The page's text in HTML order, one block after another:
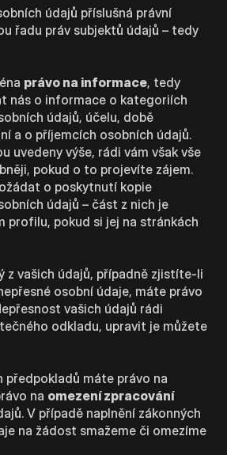
údajů příslušná právní
řadu práv subjektů údajů – tedy
právo na informace, tedy
nás o informace o kategoriích
údajů, účelu, době
a o příjemcích osobních údajů.
uvedeny výše, rádi vám však vše
pokud o to projevíte zájem.
o poskytnutí kopie
údajů – část z nich je
profilu, pokud si jej na stránkách
z vašich údajů, případně zjistíte-li
osobní údaje, máte právo
vašich údajů rádi
odkladu, upravit je můžete
předpokladů máte právo na
na omezení zpracování
V případě naplnění zákonných
na žádost smažeme či omezíme